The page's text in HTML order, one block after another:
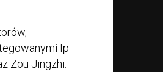
Ip
Zou Jingzhi.